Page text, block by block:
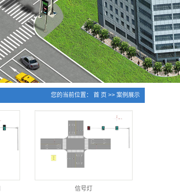
您的当前位置： 首 页 >> 案例展示
信号灯